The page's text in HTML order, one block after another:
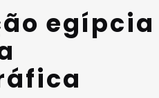
egípcia